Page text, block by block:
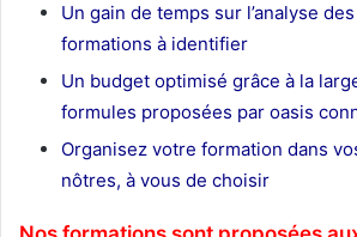
Un gain de temps sur l’analyse
formations à identifier
Un budget optimisé grâce à la
formules proposées par oasis
Organisez votre formation dans
nôtres, à vous de choisir